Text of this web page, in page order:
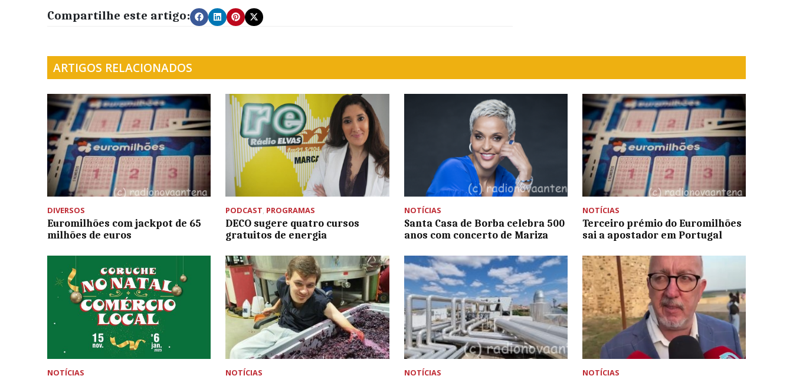
Compartilhe este artigo:
ARTIGOS RELACIONADOS
DIVERSOS
Euromilhões com jackpot de 65
milhões de euros
PODCAST, PROGRAMAS
DECO sugere quatro cursos
gratuitos de energia
NOTÍCIAS
Santa Casa de Borba celebra 500
anos com concerto de Mariza
NOTÍCIAS
Terceiro prémio do Euromilhões
sai a apostador em Portugal
NOTÍCIAS NOTÍCIAS NOTÍCIAS NOTÍCIAS